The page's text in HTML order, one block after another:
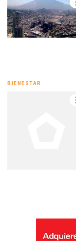
BIENESTAR